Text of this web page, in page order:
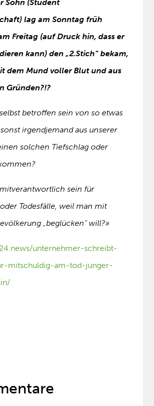
Sohn (Student
lag am Sonntag früh
Freitag (auf Druck hin, dass er
kann) den „2.Stich“ bekam,
dem Mund voller Blut und aus
Gründen?!?
betroffen sein von so etwas
irgendjemand aus unserer
solchen Tiefschlag oder
sein für
Todesfälle, weil man mit
„beglücken“ will?»
unternehmer-schreibt-
mitschuldig-am-tod-junger-